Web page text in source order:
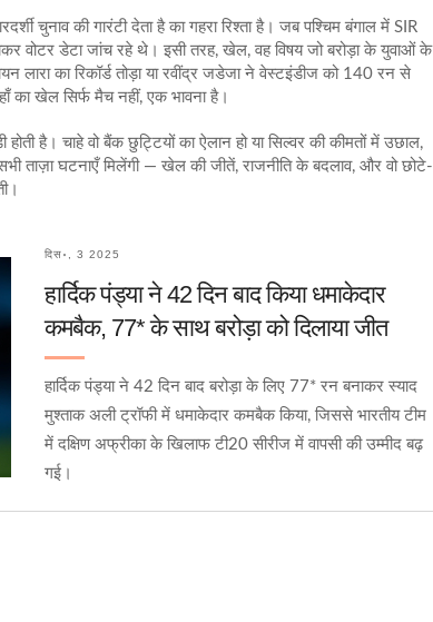
चुनाव की गारंटी देता हैका गहरा रिश्ता है। जब पश्चिम बंगाल में SIR
वोटर डेटा जांच रहे थे। इसी तरह, खेल, वह विषय जो बरोड़ा के युवाओं के
लारा का रिकॉर्ड तोड़ा या रवींद्र जडेजा ने वेस्टइंडीज को 140 रन से
का खेल सिर्फ मैच नहीं, एक भावना है।
है। चाहे वो बैंक छुट्टियों का ऐलान हो या सिल्वर की कीमतों में उछाल,
ताज़ा घटनाएँ मिलेंगी — खेल की जीतें, राजनीति के बदलाव, और वो छोटे-
दिस॰, 3 2025
हार्दिक पंड्या ने 42 दिन बाद किया धमाकेदार
कमबैक, 77* के साथ बरोड़ा को दिलाया जीत
हार्दिक पंड्या ने 42 दिन बाद बरोड़ा के लिए 77* रन बनाकर स्याद
मुश्ताक अली ट्रॉफी में धमाकेदार कमबैक किया, जिससे भारतीय टीम
में दक्षिण अफ्रीका के खिलाफ टी20 सीरीज में वापसी की उम्मीद बढ़
गई।